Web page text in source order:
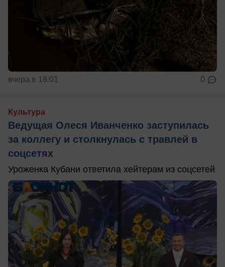
вчера в 18:01 0
Культура
Ведущая Олеся Иванченко заступилась
за коллегу и столкнулась с травлей в
соцсетях
Уроженка Кубани ответила хейтерам из соцсетей